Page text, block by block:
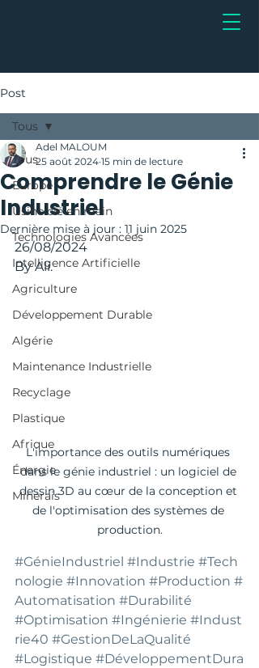
Post
Tous
Europe
Usine clé en main
Technologies Avancées
Intelligence Artificielle
Agriculture
Développement Durable
Algérie
Maintenance Industrielle
Recyclage
Plastique
Afrique
Énergie
Minerais
Tous
Comprendre le Génie
Industriel
Adel MALOUM
25 août 2024 15 min de lecture
Dernière mise à jour : 11 juin 2025
26/08/2024
By Ali.
L'importance des outils numériques
dans le génie industriel : un logiciel de
dessin 3D au cœur de la conception et
de l'optimisation des systèmes de
production.
#GénieIndustriel #Industrie #Tech
nologie #Innovation #Production #
Automatisation #Durabilité
#Optimisation #Ingénierie #Indust
rie40 #GestionDeLaQualité
#Logistique #DéveloppementDura